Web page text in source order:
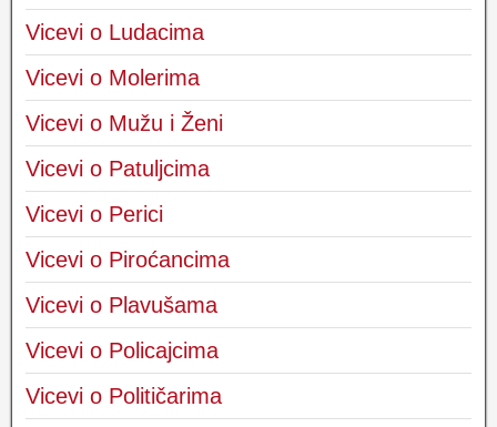
Vicevi o Ludacima
Vicevi o Molerima
Vicevi o Mužu i Ženi
Vicevi o Patuljcima
Vicevi o Perici
Vicevi o Piroćancima
Vicevi o Plavušama
Vicevi o Policajcima
Vicevi o Političarima